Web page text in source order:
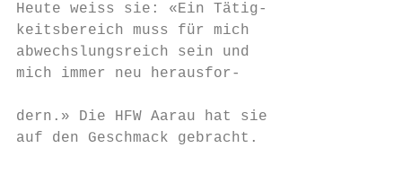
Heute weiss sie: «Ein Tätig-
keitsbereich muss für mich
abwechslungsreich sein und
mich immer neu herausfor-
dern.» Die HFW Aarau hat sie
auf den Geschmack gebracht.